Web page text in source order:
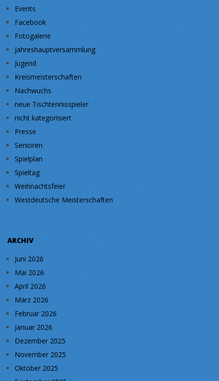
Events
Facebook
Fotogalerie
Jahreshauptversammlung
Jugend
Kreismeisterschaften
Nachwuchs
neue Tischtennisspieler
nicht kategorisiert
Presse
Senioren
Spielplan
Spieltag
Weihnachtsfeier
Westdeutsche Meisterschaften
ARCHIV
Juni 2026
Mai 2026
April 2026
März 2026
Februar 2026
Januar 2026
Dezember 2025
November 2025
Oktober 2025